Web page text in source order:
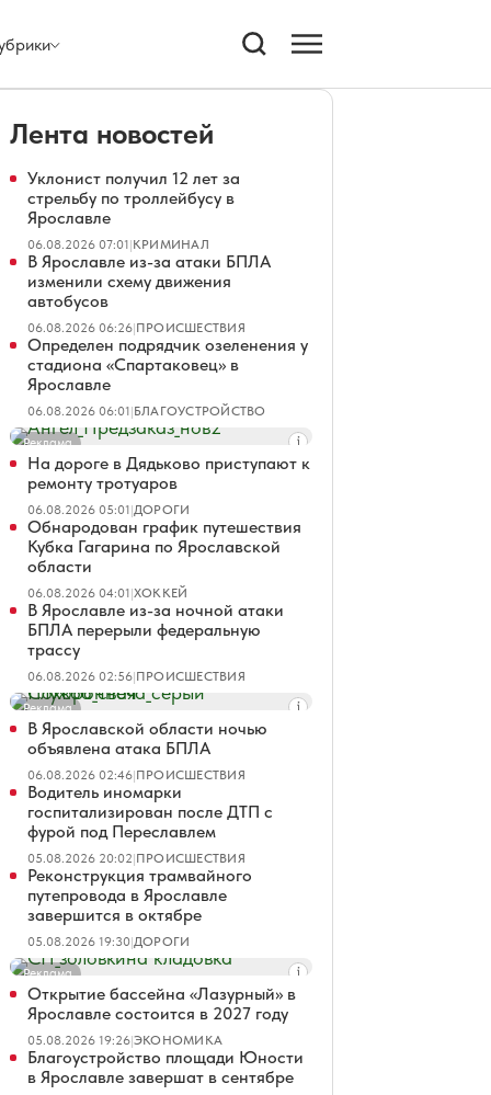
Лента новостей
Уклонист получил 12 лет за
стрельбу по троллейбусу в
Ярославле
06.08.2026 07:01|КРИМИНАЛ
В Ярославле из-за атаки БПЛА
изменили схему движения
автобусов
06.08.2026 06:26|ПРОИСШЕСТВИЯ
Определен подрядчик озеленения у
стадиона «Спартаковец» в
Ярославле
06.08.2026 06:01|БЛАГОУСТРОЙСТВО
Реклама
На дороге в Дядьково приступают к
ремонту тротуаров
06.08.2026 05:01|ДОРОГИ
Обнародован график путешествия
Кубка Гагарина по Ярославской
области
06.08.2026 04:01|ХОККЕЙ
В Ярославле из-за ночной атаки
БПЛА перерыли федеральную
трассу
06.08.2026 02:56|ПРОИСШЕСТВИЯ
Реклама
В Ярославской области ночью
объявлена атака БПЛА
06.08.2026 02:46|ПРОИСШЕСТВИЯ
Водитель иномарки
госпитализирован после ДТП с
фурой под Переславлем
05.08.2026 20:02|ПРОИСШЕСТВИЯ
Реконструкция трамвайного
путепровода в Ярославле
завершится в октябре
05.08.2026 19:30|ДОРОГИ
Реклама
Открытие бассейна «Лазурный» в
Ярославле состоится в 2027 году
05.08.2026 19:26|ЭКОНОМИКА
Благоустройство площади Юности
в Ярославле завершат в сентябре